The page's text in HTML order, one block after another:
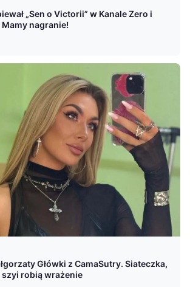
„Sen o Victorii” w Kanale Zero i
nagranie!
Główki z CamaSutry. Siateczka,
robią wrażenie